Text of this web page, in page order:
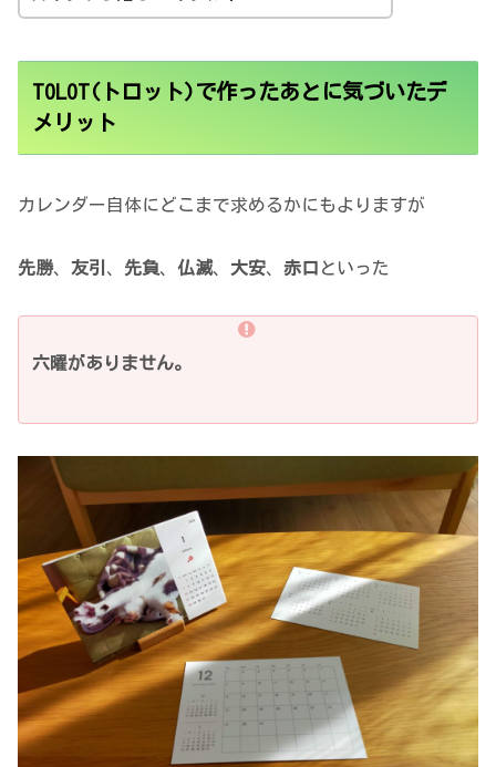
TOLOT(トロット)で作ったあとに気づいたデ
メリット
カレンダー自体にどこまで求めるかにもよりますが
先勝、 友引 、 先負、 仏滅、 大安、 赤口 といった
六曜がありません。